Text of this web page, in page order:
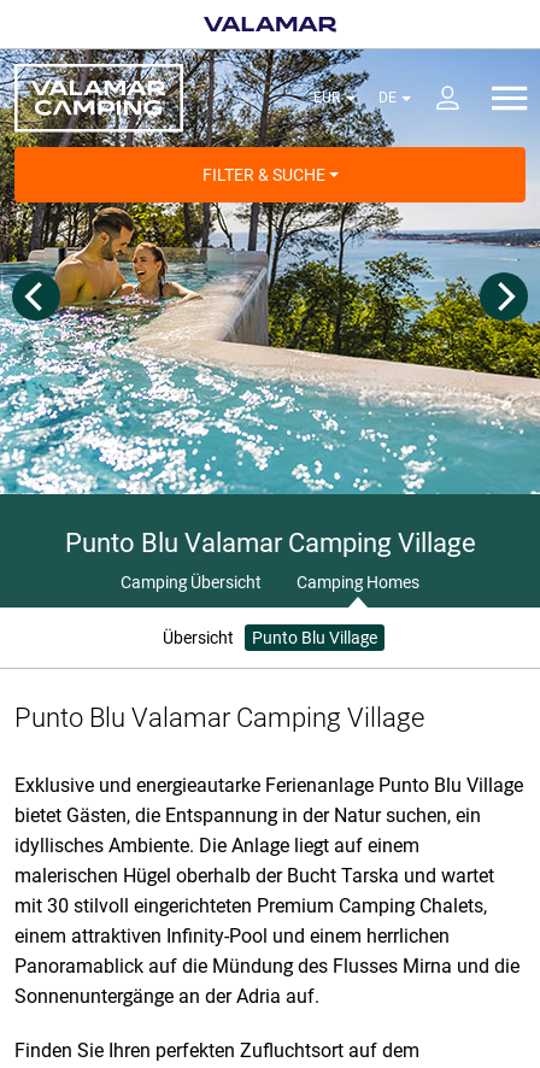
FILTER & SUCHE
Punto Blu Valamar Camping Village
Camping Übersicht Camping Homes
Übersicht Punto Blu Village
Punto Blu Valamar Camping Village
Exklusive und energieautarke Ferienanlage Punto Blu Village
bietet Gästen, die Entspannung in der Natur suchen, ein
idyllisches Ambiente. Die Anlage liegt auf einem
malerischen Hügel oberhalb der Bucht Tarska und wartet
mit 30 stilvoll eingerichteten Premium Camping Chalets,
einem attraktiven Infinity-Pool und einem herrlichen
Panoramablick auf die Mündung des Flusses Mirna und die
Sonnenuntergänge an der Adria auf.
Finden Sie Ihren perfekten Zufluchtsort auf dem